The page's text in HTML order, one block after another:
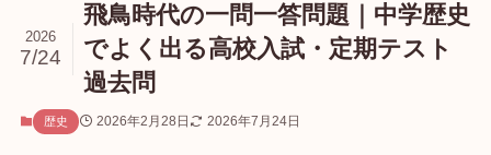
飛鳥時代の一問一答問題｜中学歴史
でよく出る高校入試・定期テスト
過去問
2026
7/24
歴史 2026年2月28日 2026年7月24日